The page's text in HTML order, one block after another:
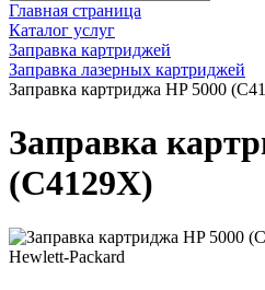
Главная страница
Каталог услуг
Заправка картриджей
Заправка лазерных картриджей
Заправка картриджа HP 5000
Заправка
(C4129X)
Hewlett-Packard